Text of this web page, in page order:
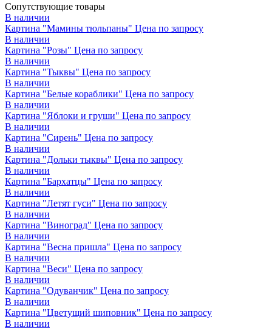
Сопутствующие товары
В наличии
Картина "Мамины тюльпаны" Цена по запросу
В наличии
Картина "Розы" Цена по запросу
В наличии
Картина "Тыквы" Цена по запросу
В наличии
Картина "Белые кораблики" Цена по запросу
В наличии
Картина "Яблоки и груши" Цена по запросу
В наличии
Картина "Сирень" Цена по запросу
В наличии
Картина "Дольки тыквы" Цена по запросу
В наличии
Картина "Бархатцы" Цена по запросу
В наличии
Картина "Летят гуси" Цена по запросу
В наличии
Картина "Виноград" Цена по запросу
В наличии
Картина "Весна пришла" Цена по запросу
В наличии
Картина "Веси" Цена по запросу
В наличии
Картина "Одуванчик" Цена по запросу
В наличии
Картина "Цветущий шиповник" Цена по запросу
В наличии